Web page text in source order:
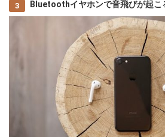
Bluetoothイヤホンで音飛びが起こ